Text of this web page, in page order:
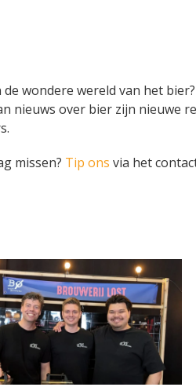
wondere wereld van het
nieuws over bier zijn
missen? Tip ons via het